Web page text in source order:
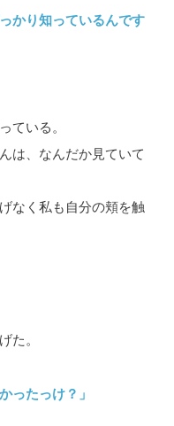
かり知っているんです
ている。
は、なんだか見ていて
なく私も自分の頬を触
た。
ったっけ？」